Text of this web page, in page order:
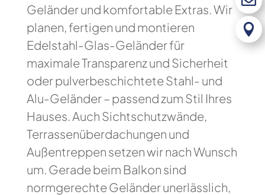
Geländer und komfortable Extras. Wir
planen, fertigen und montieren
Edelstahl-Glas-Geländer für
maximale Transparenz und Sicherheit
oder pulverbeschichtete Stahl- und
Alu-Geländer – passend zum Stil Ihres
Hauses. Auch Sichtschutzwände,
Terrassenüberdachungen und
Außentreppen setzen wir nach Wunsch
um. Gerade beim Balkon sind
normgerechte Geländer unerlässlich,
